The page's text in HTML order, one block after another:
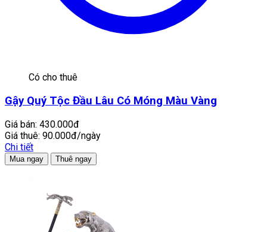
Có cho thuê
Gậy Quý Tộc Đầu Lâu Có Móng Màu Vàng
Giá bán: 430.000đ
Giá thuê: 90.000đ/ngày
Chi tiết
Mua ngay Thuê ngay